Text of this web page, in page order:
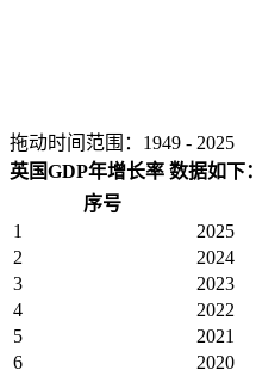
拖动时间范围： 1949 - 2025
英国GDP年增长率 数据如下：
序号
1
2025
2
2024
3
2023
4
2022
5
2021
6
2020